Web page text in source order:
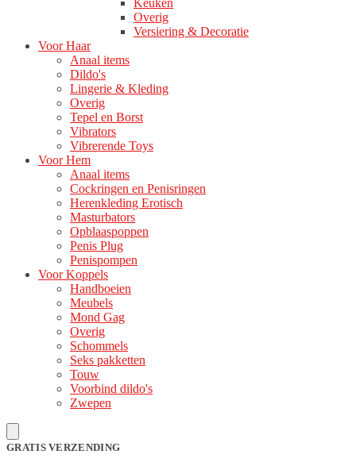
Overig
Versiering & Decoratie
Voor Haar
Anaal items
Dildo's
Lingerie & Kleding
Overig
Tepel en Borst
Vibrators
Vibrerende Toys
Voor Hem
Anaal items
Cockringen en Penisringen
Herenkleding Erotisch
Masturbators
Opblaaspoppen
Penis Plug
Penispompen
Voor Koppels
Handboeien
Meubels
Mond Gag
Overig
Schommels
Seks pakketten
Touw
Voorbind dildo's
Zwepen
GRATIS VERZENDING